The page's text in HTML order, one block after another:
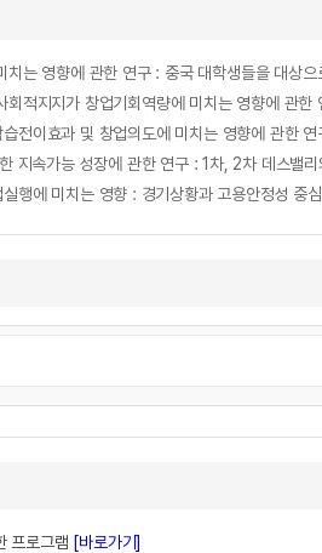
치는 영향에 관한 연구 : 중국 대학생들을 대상으
회적지지가 창업기회역량에 미치는 영향에 관
전이효과 및 창업의도에 미치는 영향에 관한
프로그램 [바로가기]